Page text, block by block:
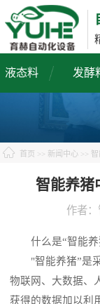
液态料 发酵
首页 >> 新闻中心 >>
智能养猪
作者：
什么是“智能养
"智能养猪”是采
物联网、大数据、
获得的数据加以利